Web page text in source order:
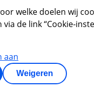
welke doelen wij
de link “Cookie-
aan
Weigeren